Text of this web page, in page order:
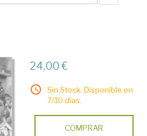
24,00 €
Sin Stock. Disponible en
7/10 días.
COMPRAR